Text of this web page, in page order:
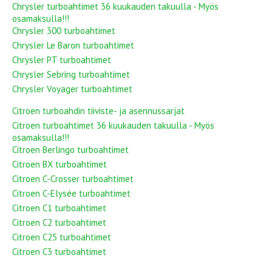
Chrysler turboahtimet 36 kuukauden takuulla - Myös
osamaksulla!!!
Chrysler 300 turboahtimet
Chrysler Le Baron turboahtimet
Chrysler PT turboahtimet
Chrysler Sebring turboahtimet
Chrysler Voyager turboahtimet
Citroen turboahdin tiiviste- ja asennussarjat
Citroen turboahtimet 36 kuukauden takuulla - Myös
osamaksulla!!!
Citroen Berlingo turboahtimet
Citroen BX turboahtimet
Citroen C-Crosser turboahtimet
Citroen C-Elysée turboahtimet
Citroen C1 turboahtimet
Citroen C2 turboahtimet
Citroen C25 turboahtimet
Citroen C3 turboahtimet